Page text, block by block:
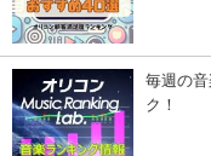
毎週の
ク！